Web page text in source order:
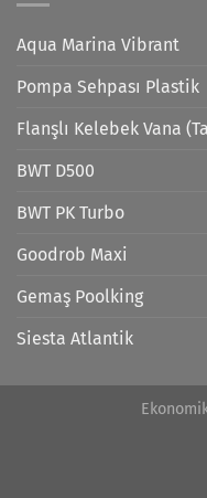
Aqua Marina Vibrant
Pompa Sehpası Plastik
Flanşlı Kelebek Vana
BWT D500
BWT PK Turbo
Goodrob Maxi
Gemaş Poolking
Siesta Atlantik